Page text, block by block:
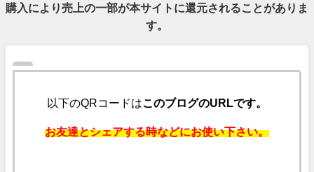
購入により売上の一部が本サイトに還元されることがありま
す。
以下のQRコードはこのブログのURLです。
お友達とシェアする時などにお使い下さい。